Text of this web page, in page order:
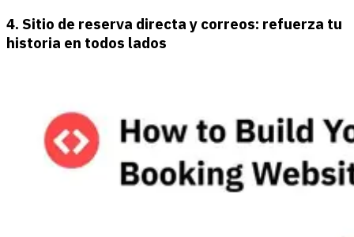
4. Sitio de reserva directa y correos: refuerza tu
historia en todos lados